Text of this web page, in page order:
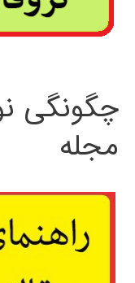
چگونگی
مجله